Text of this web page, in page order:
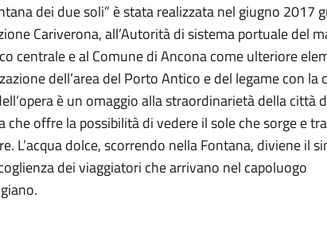
dei due soli” è stata realizzata nel giugno 2017
Cariverona, all’Autorità di sistema portuale del
centrale e al Comune di Ancona come ulteriore
dell’area del Porto Antico e del legame con la
è un omaggio alla straordinarietà della città
che offre la possibilità di vedere il sole che sorge e
L’acqua dolce, scorrendo nella Fontana, diviene il
dei viaggiatori che arrivano nel capoluogo